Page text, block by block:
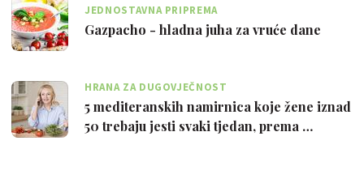
JEDNOSTAVNA PRIPREMA
Gazpacho - hladna juha za vruće dane
HRANA ZA DUGOVJEČNOST
5 mediteranskih namirnica koje žene iznad
50 trebaju jesti svaki tjedan, prema …